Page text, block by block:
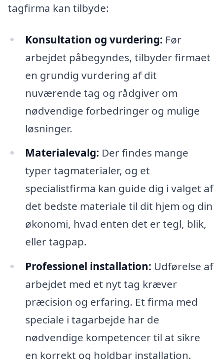
tagfirma kan tilbyde:
Konsultation og vurdering: Før
arbejdet påbegyndes, tilbyder firmaet
en grundig vurdering af dit
nuværende tag og rådgiver om
nødvendige forbedringer og mulige
løsninger.
Materialevalg: Der findes mange
typer tagmaterialer, og et
specialistfirma kan guide dig i valget af
det bedste materiale til dit hjem og din
økonomi, hvad enten det er tegl, blik,
eller tagpap.
Professionel installation: Udførelse af
arbejdet med et nyt tag kræver
præcision og erfaring. Et firma med
speciale i tagarbejde har de
nødvendige kompetencer til at sikre
en korrekt og holdbar installation.